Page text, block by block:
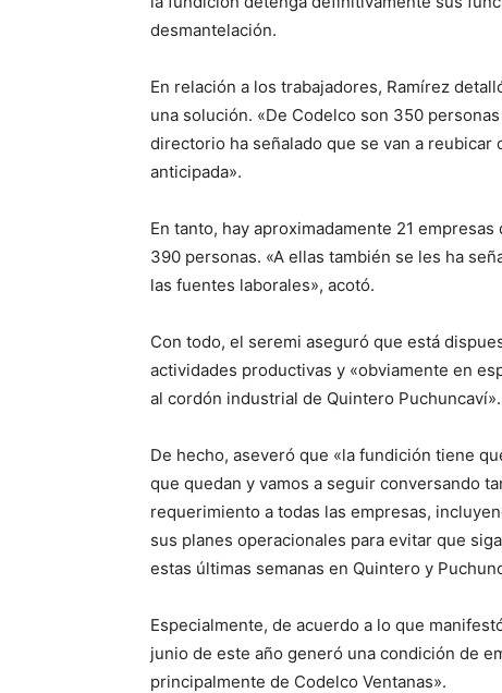
desmantelación.
En relación a los trabajadores, Ramírez
una solución. «De Codelco son 350
directorio ha señalado que se van a
anticipada».
En tanto, hay aproximadamente 21
390 personas. «A ellas también se les ha
las fuentes laborales», acotó.
Con todo, el seremi aseguró que está
actividades productivas y «obviamente en
al cordón industrial de Quintero Puchuncaví».
De hecho, aseveró que «la fundición tiene
que quedan y vamos a seguir conversando
requerimiento a todas las empresas,
sus planes operacionales para evitar que
estas últimas semanas en Quintero y
Especialmente, de acuerdo a lo que
junio de este año generó una condición de
principalmente de Codelco Ventanas».